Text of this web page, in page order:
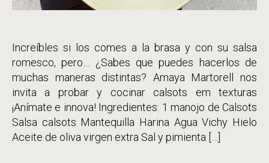
Increíbles si los comes a la brasa y con su salsa
romesco, pero… ¿Sabes que puedes hacerlos de
muchas maneras distintas? Amaya Martorell nos
invita a probar y cocinar calsots em texturas
¡Anímate e innova! Ingredientes: 1 manojo de Calsots
Salsa calsots Mantequilla Harina Agua Vichy Hielo
Aceite de oliva virgen extra Sal y pimienta […]